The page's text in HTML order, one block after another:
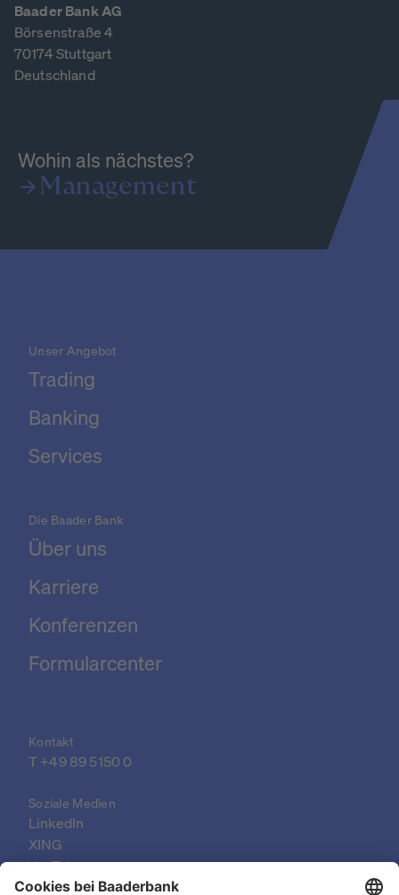
Baader Bank AG
Börsenstraße 4
70174 Stuttgart
Deutschland
Wohin als nächstes?
Management
Unser Angebot
Trading
Banking
Services
Die Baader Bank
Über uns
Karriere
Konferenzen
Formularcenter
Kontakt
T +49 89 5150 0
Soziale Medien
LinkedIn
XING
YouTube